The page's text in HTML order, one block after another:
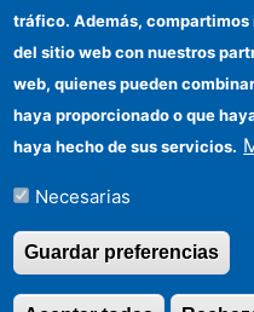
Información
tráfico. Además, compartimos
del sitio web con nuestros
web, quienes pueden
haya proporcionado o que
haya hecho de sus servicios.
Necesarias
Guardar preferencias